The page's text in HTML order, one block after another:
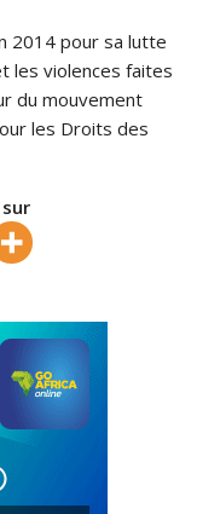
2014 pour sa lutte
les violences faites
du mouvement
les Droits des